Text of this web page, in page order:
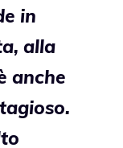
in
alla
anche